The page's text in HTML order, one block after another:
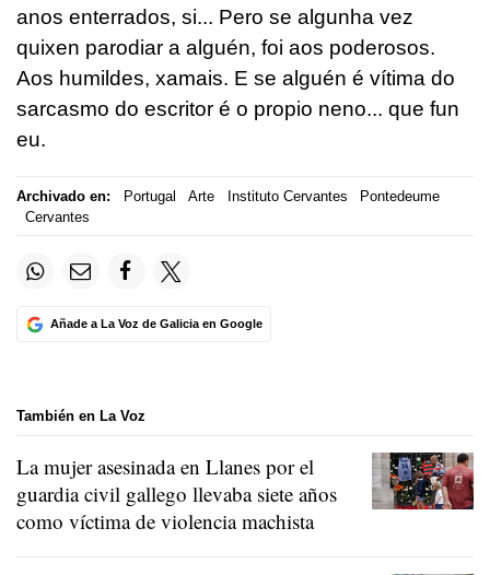
anos enterrados, si... Pero se algunha vez
quixen parodiar a alguén, foi aos poderosos.
Aos humildes, xamais. E se alguén é vítima do
sarcasmo do escritor é o propio neno... que fun
eu.
Archivado en: Portugal Arte Instituto Cervantes
Pontedeume
Cervantes
Añade a La Voz de Galicia en Google
También en La Voz
La mujer asesinada en Llanes por el
guardia civil gallego llevaba siete años
como víctima de violencia machista